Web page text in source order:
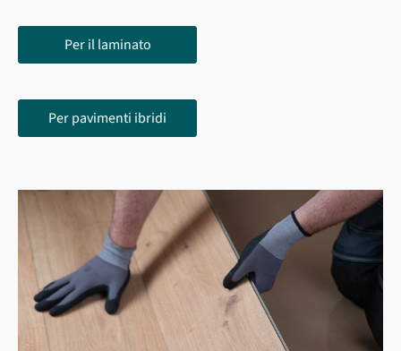
Per il laminato
Per pavimenti ibridi